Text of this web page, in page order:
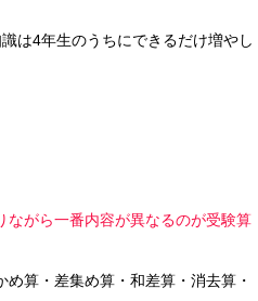
は4年生のうちにできるだけ増やし
ながら一番内容が異なるのが受験算
算・差集め算・和差算・消去算・